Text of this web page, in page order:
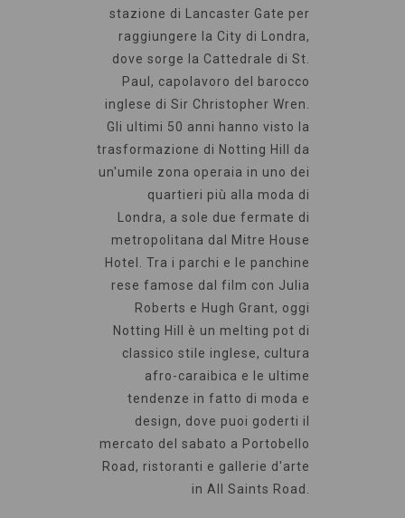
stazione di Lancaster Gate per
raggiungere la City di Londra,
dove sorge la Cattedrale di St.
Paul, capolavoro del barocco
inglese di Sir Christopher Wren.
Gli ultimi 50 anni hanno visto la
trasformazione di Notting Hill da
un'umile zona operaia in uno dei
quartieri più alla moda di
Londra, a sole due fermate di
metropolitana dal Mitre House
Hotel. Tra i parchi e le panchine
rese famose dal film con Julia
Roberts e Hugh Grant, oggi
Notting Hill è un melting pot di
classico stile inglese, cultura
afro-caraibica e le ultime
tendenze in fatto di moda e
design, dove puoi goderti il
mercato del sabato a Portobello
Road, ristoranti e gallerie d'arte
in All Saints Road.